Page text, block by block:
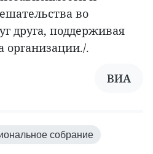
во
друга, поддерживая
организации./.
ВИА
собрание